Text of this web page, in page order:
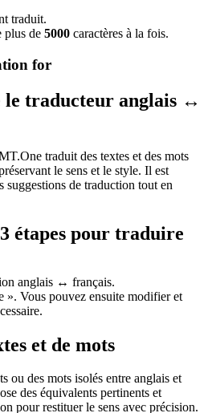
traduit.
plus de 5000 caractères à la fois.
for
le traducteur anglais ↔
traduit des textes et des mots
le sens et le style. Il est
suggestions de traduction tout en
étapes pour traduire
anglais ↔ français.
». Vous pouvez ensuite modifier et
et de mots
ou des mots isolés entre anglais et
des équivalents pertinents et
pour restituer le sens avec précision.